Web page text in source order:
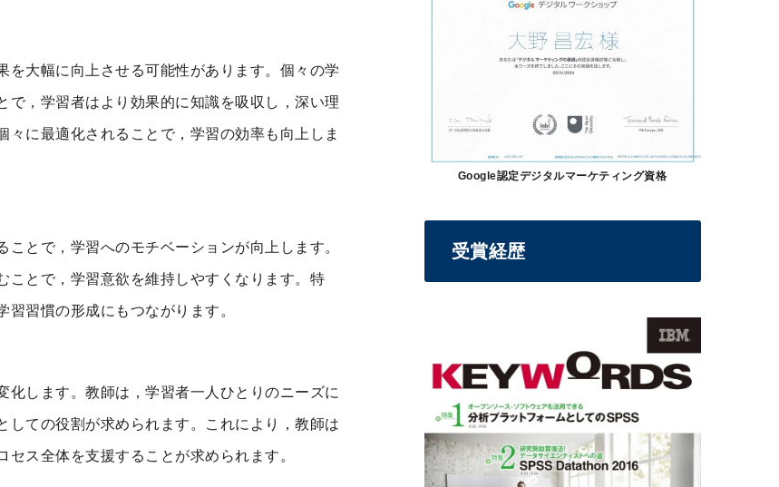
大幅に向上させる可能性があります。個々の学
，学習者はより効果的に知識を吸収し，深い理
に最適化されることで，学習の効率も向上しま
とで，学習へのモチベーションが向上します。
ことで，学習意欲を維持しやすくなります。特
習慣の形成にもつながります。
します。教師は，学習者一人ひとりのニーズに
ての役割が求められます。これにより，教師は
ス全体を支援することが求められます。
Google認定デジタルマーケティング資格
受賞経歴